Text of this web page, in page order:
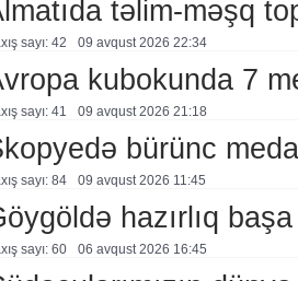
təlim-məşq
sayı: 42 09 avqust 2026 22:34
kubokunda 7
sayı: 41 09 avqust 2026 21:18
bürünc
sayı: 84 09 avqust 2026 11:45
hazırlıq başa
sayı: 60 06 avqust 2026 16:45